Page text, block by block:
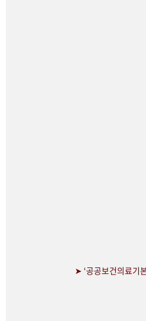
➤ ‘공공보건의료기